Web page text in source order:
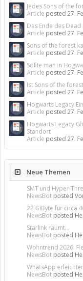
Jedes Sons of the
Article posted 27.
Das Ende des
Article posted 27.
Sons of the forest
Article posted 27.
Sollte man in
Article posted 27.
Ist Sons of the
Article posted 27.
Hogwarts Legacy
Article posted 27.
Hogwarts Legacy
Standort
Article posted 27.
Neue Themen
SMT und Hyper-
NewsBot posted
22 GiByte für circa
NewsBot posted
Starlink räumt...
NewsBot posted
Wohntrend 2026:
NewsBot posted
WhatsApp
NewsBot posted